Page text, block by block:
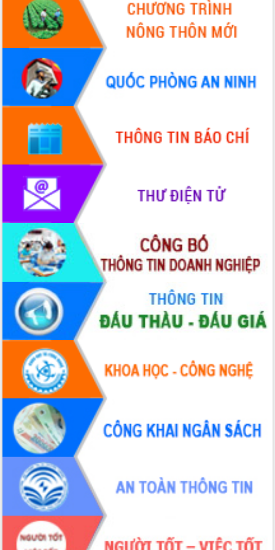
du khách thông qua Hệ thống cơ sở dữ
liệu và Bản đồ số
Tập huấn ứng dụng trí tuệ nhân tạo (AI)
trong thương mại điện tử năm 2026
Đoàn đại biểu Quốc hội tỉnh Đắk Lắk
trao đổi thông tin trước Kỳ họp thứ
nhất, Quốc hội khóa XVI
Quyết liệt cải cách hành chính, khơi
thông nguồn lực phát triển
Nâng cao hiệu lực, hiệu quả HĐND
tỉnh thông qua hiện đại hóa hành chính
Xã Ea Phê gắn cải cách hành chính với
Phó Chủ tịch Thường trực UBND tỉnh
Hồ Thị Nguyên Thảo làm việc tại Trung
tâm Phục vụ hành chính công xã Ea
Phê
Xây dựng nền hành chính số đồng
hành cùng nông dân dân, doanh nghiệp
Giai đoạn 2026-2030, Đắk Lắk phấn
đấu có 77% xã đạt chuẩn nông thôn
mới
Chuyển đổi số 'mở đường' cho nông
nghiệp Đắk Lắk tăng trưởng bứt phá
Triển khai đồng bộ đo đạc, lập hồ sơ
địa chính, hoàn thiện cơ sở dữ liệu đất
Ứng dụng sinh trắc học - Bước tiến
trong hành trình chuyển đổi số tại Đắk
Lắk
Đắk Lắk nâng cao hiệu quả công tác
Đảng từ Sổ tay đảng viên điện tử
Đắk Lắk đẩy mạnh nuôi biển công
nghệ, hướng tới phát triển thủy sản
bền vững
Tập huấn nâng cao năng lực triển khai
chuyển đổi số cho cán bộ, công chức
cấp xã
Đắk Lắk phát động hưởng ứng Ngày
Quyền của người tiêu dùng Việt Nam
2026